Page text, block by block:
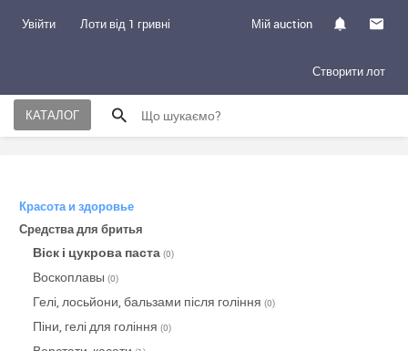
Увійти Лоти від 1 гривні Мій auction
Створити лот
КАТАЛОГ
Красота и здоровье
Средства для бритья
Віск і цукрова паста (0)
Воскоплавы (0)
Гелі, лосьйони, бальзами після гоління (0)
Піни, гелі для гоління (0)